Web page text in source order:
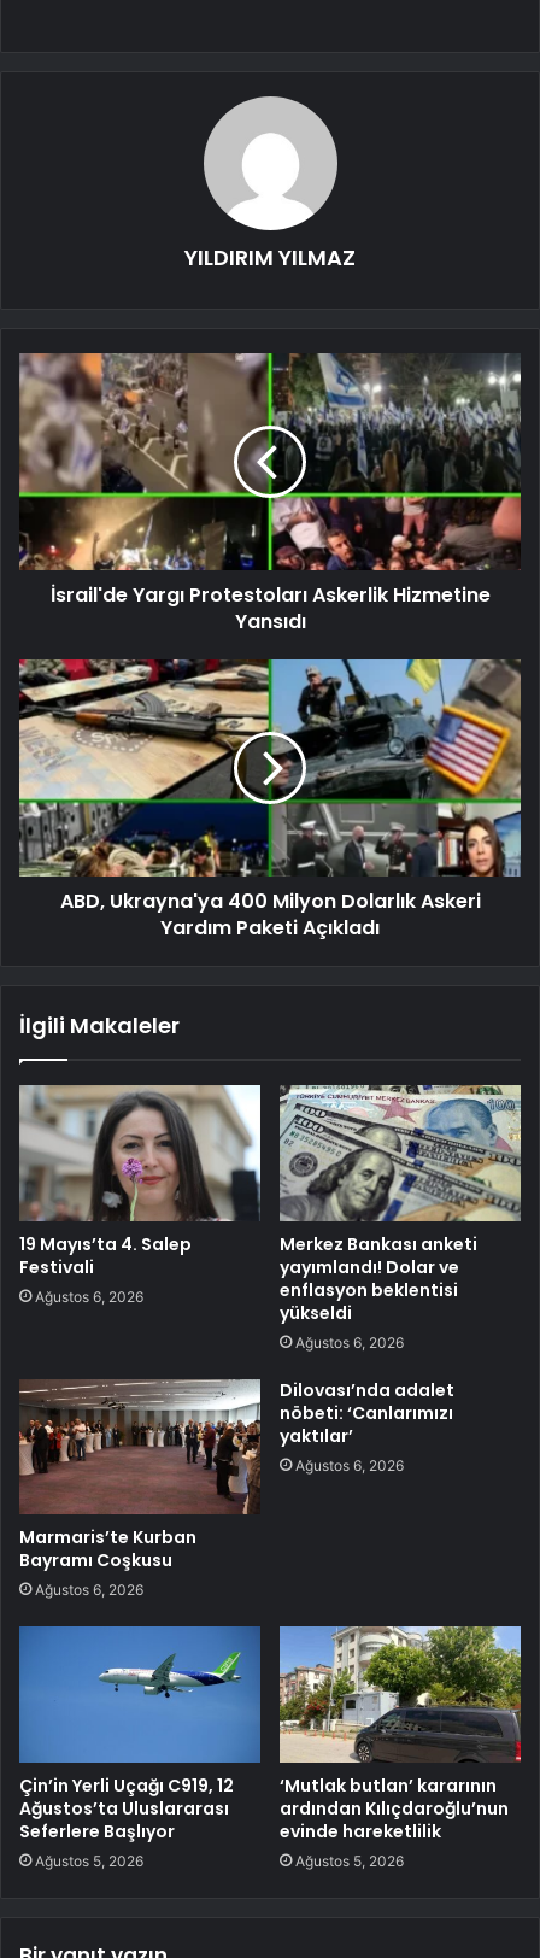
YILDIRIM YILMAZ
İsrail'de Yargı Protestoları Askerlik Hizmetine
Yansıdı
ABD, Ukrayna'ya 400 Milyon Dolarlık Askeri
Yardım Paketi Açıkladı
İlgili Makaleler
19 Mayıs’ta 4. Salep
Festivali
Ağustos 6, 2026
Merkez Bankası anketi
yayımlandı! Dolar ve
enflasyon beklentisi
yükseldi
Ağustos 6, 2026
Marmaris’te Kurban
Bayramı Coşkusu
Ağustos 6, 2026
Dilovası’nda adalet
nöbeti: ‘Canlarımızı
yaktılar’
Ağustos 6, 2026
Çin’in Yerli Uçağı C919, 12
Ağustos’ta Uluslararası
Seferlere Başlıyor
Ağustos 5, 2026
‘Mutlak butlan’ kararının
ardından Kılıçdaroğlu’nun
evinde hareketlilik
Ağustos 5, 2026